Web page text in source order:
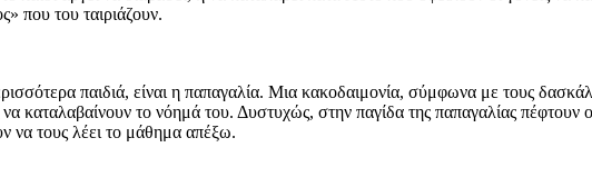
που του ταιριάζουν.
παιδιά, είναι η παπαγαλία. Μια κακοδαιμονία, σύμφωνα με τους
καταλαβαίνουν το νόημά του. Δυστυχώς, στην παγίδα της παπαγαλίας πέφτουν
να τους λέει το μάθημα απέξω.